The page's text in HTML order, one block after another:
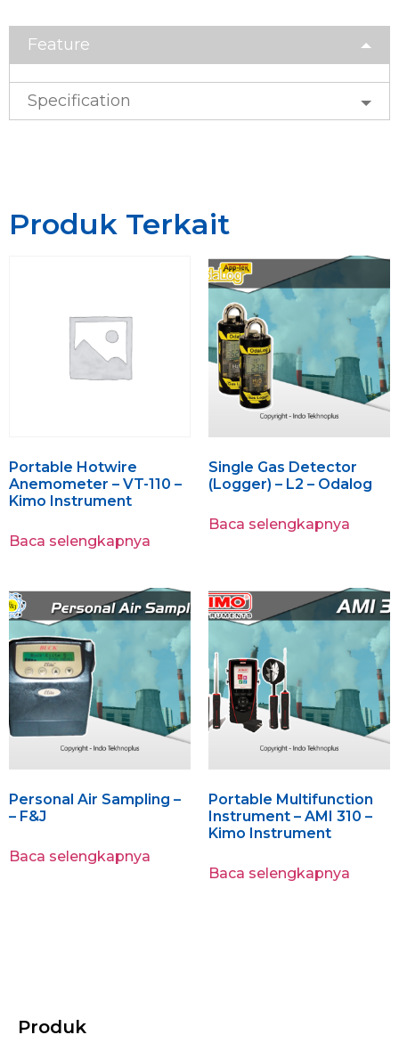
Feature
Specification
Produk Terkait
Portable Hotwire
Anemometer – VT-110 –
Kimo Instrument
Baca selengkapnya
Single Gas Detector
(Logger) – L2 – Odalog
Baca selengkapnya
Personal Air Sampling –
– F&J
Baca selengkapnya
Portable Multifunction
Instrument – AMI 310 –
Kimo Instrument
Baca selengkapnya
Produk